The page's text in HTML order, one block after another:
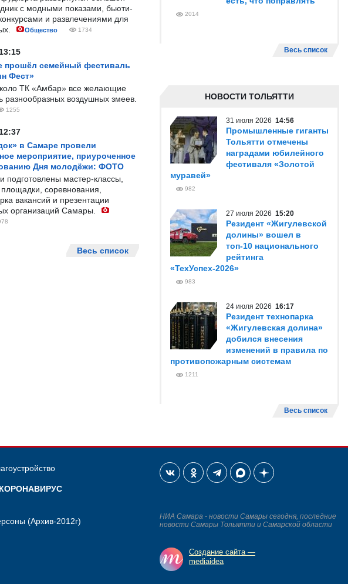
с модными показами, бьюти-
и развлечениями для
Общество 1734
13:15
прошёл семейный фестиваль
Фест»
ТК «Амбар» все желающие
разнообразных воздушных змеев.
1255
12:37
в Самаре провели
мероприятие, приуроченное
Дня молодёжи: ФОТО
подготовлены мастер-классы,
соревнования,
вакансий и презентации
организаций Самары.
Весь список
2014
Весь список
НОВОСТИ ТОЛЬЯТТИ
31 июля 2026 14:56
Промышленные гиганты
Тольятти отмечены
наградами юбилейного
фестиваля «Золотой
муравей»
982
27 июля 2026 15:20
Резидент «Жигулевской
долины» вошел в
топ-10 национального
рейтинга
«ТехУспех-2026»
983
24 июля 2026 16:17
Резидент технопарка
«Жигулевская долина»
добился внесения
изменений в правила по
противопожарным системам
1211
Весь список
КОРОНАВИРУС
(Архив-2012г)
НИА Самара - новости Самары сегодня, последние
новости Самары Тольятти и Самарской области
Создание сайта —
mediaidea